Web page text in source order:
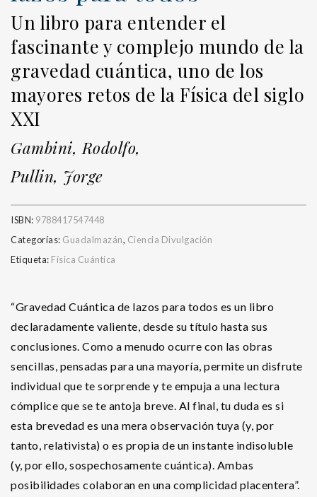
Un libro para entender el
fascinante y complejo mundo de la
gravedad cuántica, uno de los
mayores retos de la Física del siglo
XXI
Gambini, Rodolfo,
Pullin, Jorge
ISBN: 9788417547448
Categorías: Guadalmazán, Ciencia Divulgación
Etiqueta: Física Cuántica
“Gravedad Cuántica de lazos para todos es un libro
declaradamente valiente, desde su título hasta sus
conclusiones. Como a menudo ocurre con las obras
sencillas, pensadas para una mayoría, permite un disfrute
individual que te sorprende y te empuja a una lectura
cómplice que se te antoja breve. Al final, tu duda es si
esta brevedad es una mera observación tuya (y, por
tanto, relativista) o es propia de un instante indisoluble
(y, por ello, sospechosamente cuántica). Ambas
posibilidades colaboran en una complicidad placentera”.